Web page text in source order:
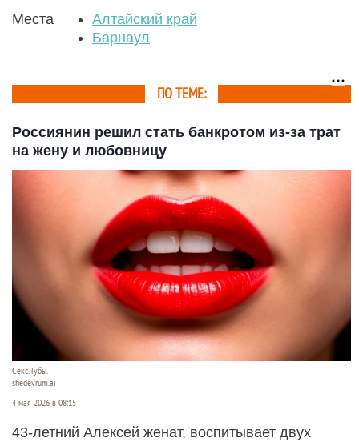
Места
Алтайский край
Барнаул
ПО ТЕМЕ:
Россиянин решил стать банкротом из-за трат
на жену и любовницу
Секс. Губы.
shedevrum.ai
4 мая 2026 в 08:15
43-летний Алексей женат, воспитывает двух